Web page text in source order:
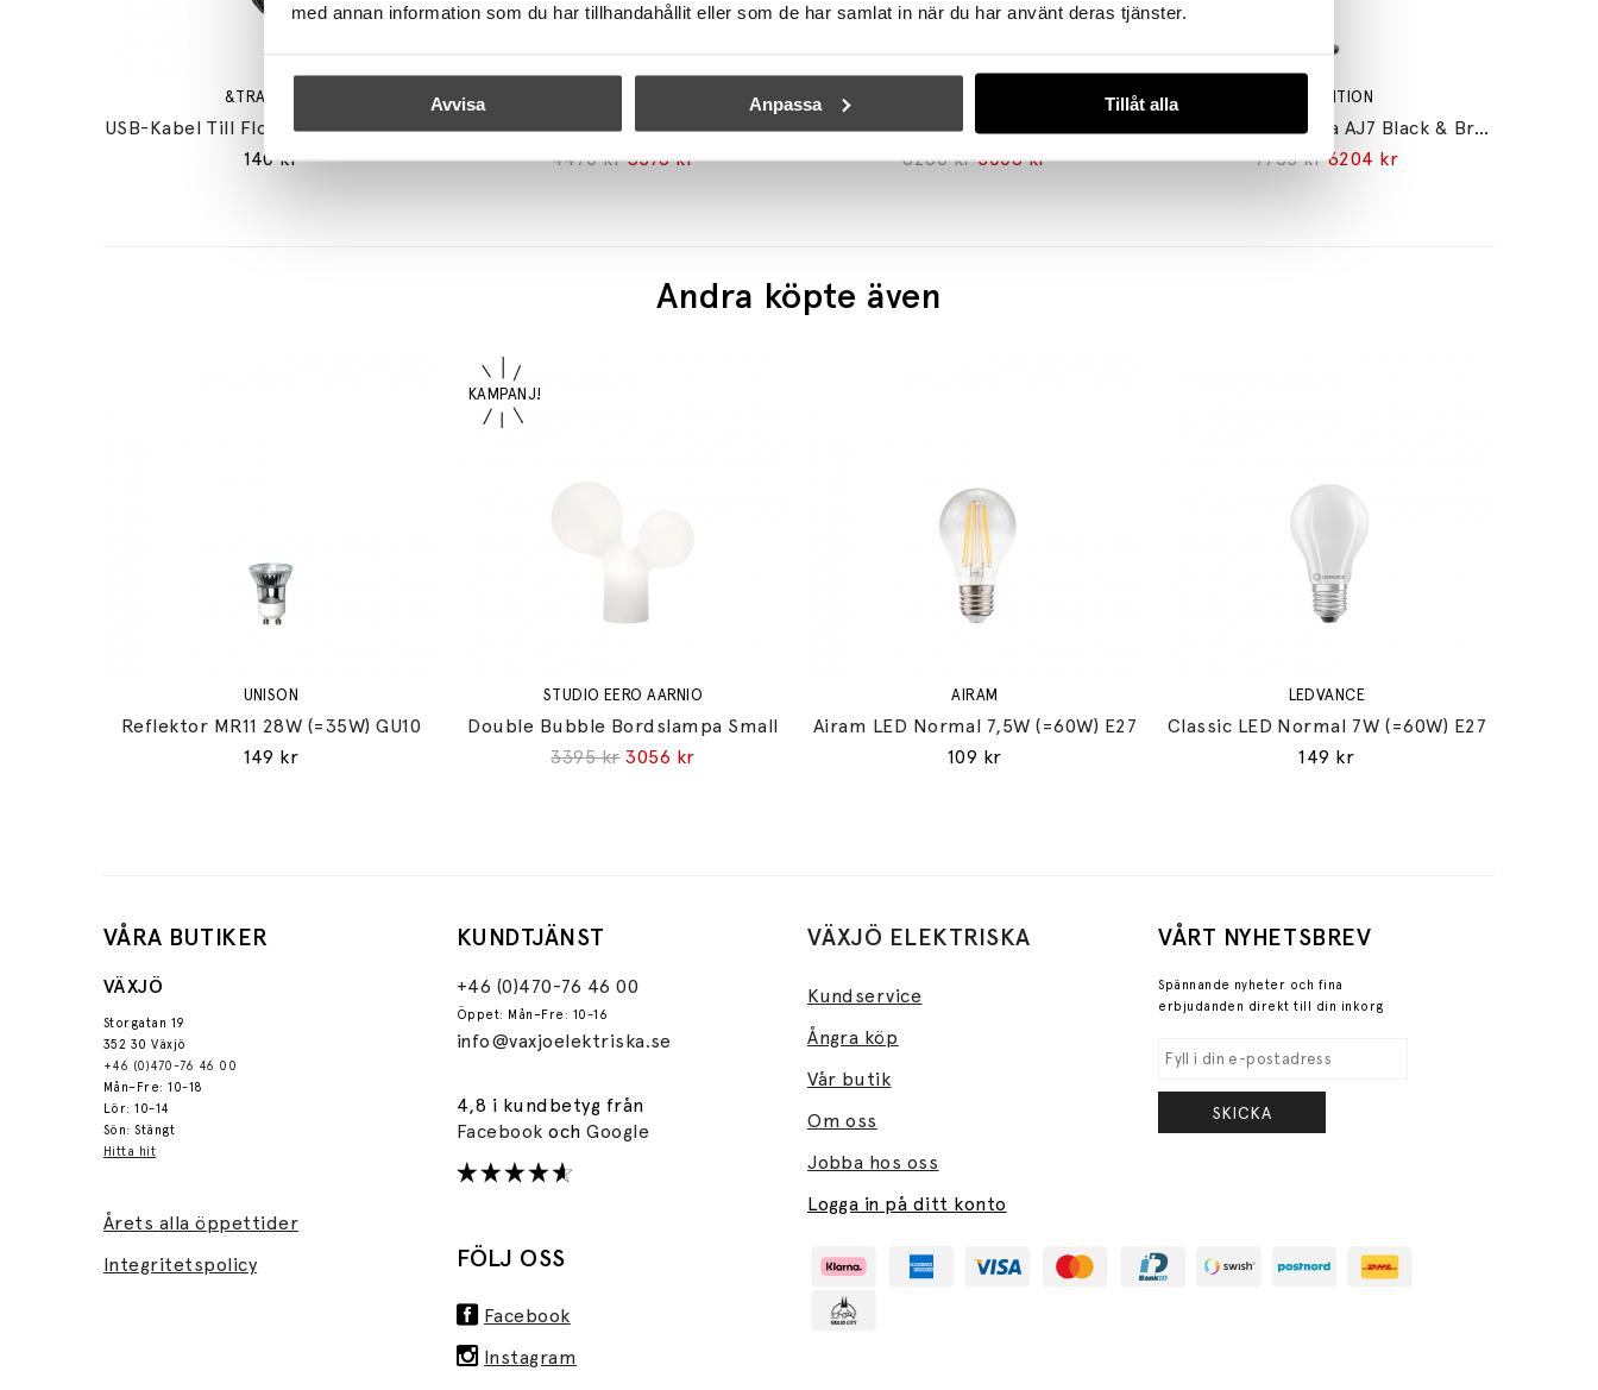
med annan information som du har tillhandahållit eller som de har samlat in när du har använt deras tjänster.
Avvisa Anpassa Tillåt alla
&TRADITION
USB-Kabel Till Flowerpot VP9 Portable Micro-USB
140 kr
Rotate Sidobord SC73 Ivory
4470 kr 3576 kr
6260 kr 5008 kr
&TRADITION
Bellevue Golvlampa AJ7 Black & Brass
7755 kr 6204 kr
Andra köpte även
UNISON
Reflektor MR11 28W (=35W) GU10
149 kr
STUDIO EERO AARNIO
Double Bubble Bordslampa Small
3395 kr 3056 kr
AIRAM
Airam LED Normal 7,5W (=60W) E27
109 kr
LEDVANCE
Classic LED Normal 7W (=60W) E27
149 kr
VÅRA BUTIKER
VÄXJÖ
Storgatan 19
352 30 Växjö
+46 (0)470-76 46 00
Mån–Fre: 10-18
Lör: 10-14
Sön: Stängt
Hitta hit
Årets alla öppettider
Integritetspolicy
KUNDTJÄNST
+46 (0)470-76 46 00
Öppet: Mån–Fre: 10-16
info@vaxjoelektriska.se
4,8 i kundbetyg från
FacebookochGoogle
VÄXJÖ ELEKTRISKA
Kundservice
Ångra köp
Vår butik
Om oss
Jobba hos oss
Logga in på ditt konto
VÅRT NYHETSBREV
Spännande nyheter och fina
erbjudanden direkt till din inkorg
SKICKA
FÖLJ OSS
Facebook
Instagram